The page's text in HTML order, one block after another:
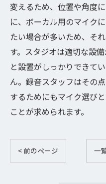
変えるため、位置や角度
に、ボーカル用のマイク
たい場合が多いため、そ
す。スタジオは適切な設
と設置がしっかりできて
ん。録音スタッフはその
するためにもマイク選び
ことが求められます。
< 前のページ 一